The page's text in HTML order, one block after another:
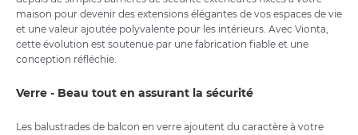
maison pour devenir des extensions élégantes de vos espaces de vie
et une valeur ajoutée polyvalente pour les intérieurs. Avec Vionta,
cette évolution est soutenue par une fabrication fiable et une
conception réfléchie.
Verre - Beau tout en assurant la sécurité
Les balustrades de balcon en verre ajoutent du caractère à votre